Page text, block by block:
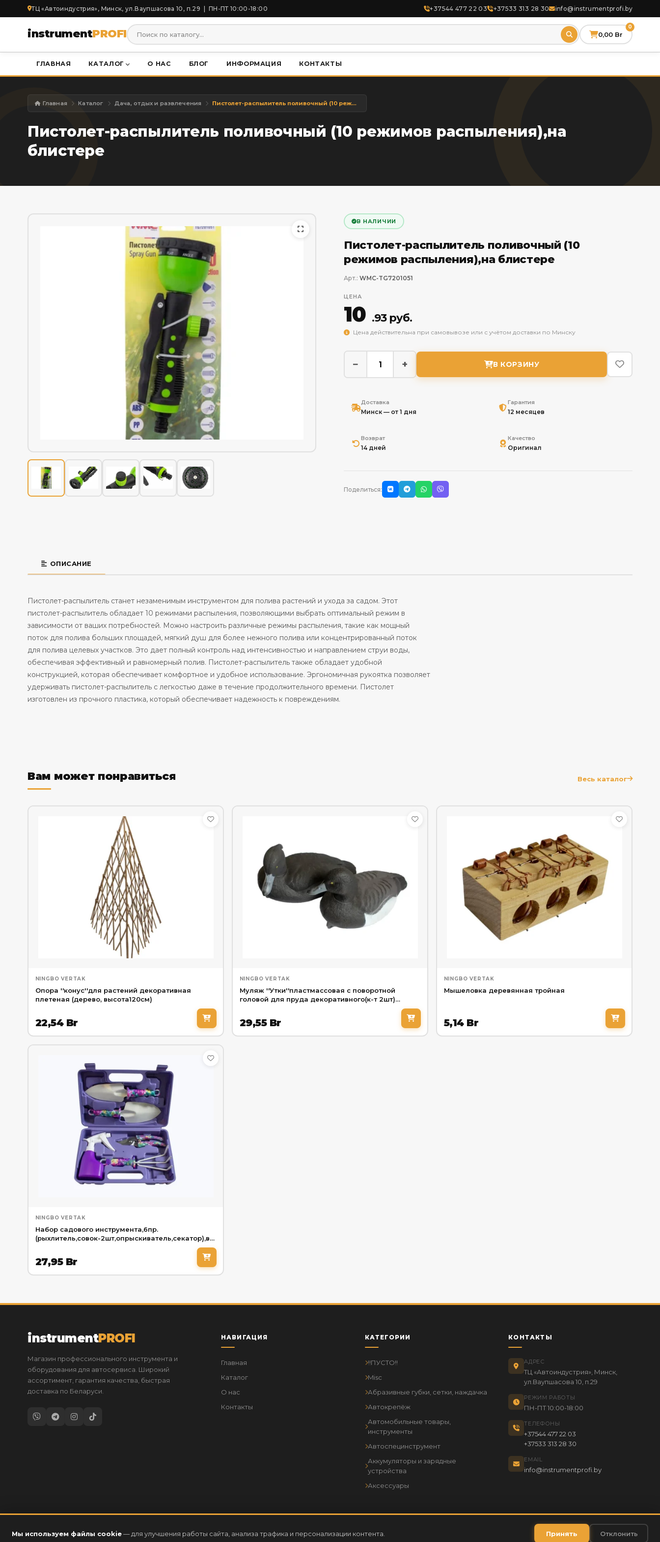
ТЦ «Автоиндустрия», Минск, ул.Ваупшасова 10, п.29 | ПН-ПТ 10:00-18:00 +37544 477 22 03 +37533 313 28 30 info@instrumentprofi.by
instrumentPROFI 0,00 Br
0
ГЛАВНАЯ КАТАЛОГ О НАС БЛОГ ИНФОРМАЦИЯ КОНТАКТЫ
Главная Каталог Дача, отдых и развлечения Пистолет-распылитель поливочный (10 режимов распыления),на блистере
Пистолет-распылитель поливочный (10 режимов распыления),на
блистере
В НАЛИЧИИ
Пистолет-распылитель поливочный (10
режимов распыления),на блистере
Арт.: WMC-TG7201051
ЦЕНА
10 .93 руб.
Цена действительна при самовывозе или с учётом доставки по Минску
− + В КОРЗИНУ
Доставка
Минск — от 1 дня
Гарантия
12 месяцев
Возврат
14 дней
Качество
Оригинал
Поделиться:
ОПИСАНИЕ
Пистолет-распылитель станет незаменимым инструментом для полива растений и ухода за садом. Этот
пистолет-распылитель обладает 10 режимами распыления, позволяющими выбрать оптимальный режим в
зависимости от ваших потребностей. Можно настроить различные режимы распыления, такие как мощный
поток для полива больших площадей, мягкий душ для более нежного полива или концентрированный поток
для полива целевых участков. Это дает полный контроль над интенсивностью и направлением струи воды,
обеспечивая эффективный и равномерный полив. Пистолет-распылитель также обладает удобной
конструкцией, которая обеспечивает комфортное и удобное использование. Эргономичная рукоятка позволяет
удерживать пистолет-распылитель с легкостью даже в течение продолжительного времени. Пистолет
изготовлен из прочного пластика, который обеспечивает надежность к повреждениям.
Вам может понравиться Весь каталог
NINGBO VERTAK
Опора ''конус''для растений декоративная
плетеная (дерево, высота120см)
22,54 Br
NINGBO VERTAK
Муляж ''Утки''пластмассовая с поворотной
головой для пруда декоративного(к-т 2шт)
29,55 Br
NINGBO VERTAK
Мышеловка деревянная тройная
5,14 Br
NINGBO VERTAK
Набор садового инструмента,6пр.
(рыхлитель,совок-2шт,опрыскиватель,секатор),в
27,95 Br
instrumentPROFI
Магазин профессионального инструмента и
оборудования для автосервиса. Широкий
ассортимент, гарантия качества, быстрая
доставка по Беларуси.
НАВИГАЦИЯ
Главная
Каталог
О нас
Контакты
КАТЕГОРИИ
!!ПУСТО!!
Misc
Абразивные губки, сетки, наждачка
Автокрепёж
Автомобильные товары,
инструменты
Автоспецинструмент
Аккумуляторы и зарядные
устройства
Аксессуары
КОНТАКТЫ
АДРЕС
ТЦ «Автоиндустрия», Минск,
ул.Ваупшасова 10, п.29
РЕЖИМ РАБОТЫ
ПН-ПТ 10:00-18:00
ТЕЛЕФОНЫ
+37544 477 22 03
+37533 313 28 30
EMAIL
info@instrumentprofi.by
2026 © instrumentPROFI.by— Все права защищены
Информация о государственной регистрации: Номер ресурса 199332, дата регистрации
04.09.2024 г.
Мы используем файлы cookie— для улучшения работы сайта, анализа трафика и персонализации контента. Принять Отклонить